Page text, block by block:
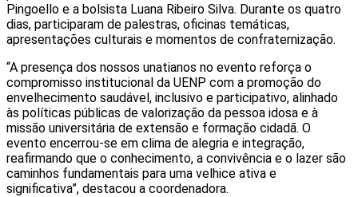
Pingoello e a bolsista Luana Ribeiro Silva. Durante os quatro
dias, participaram de palestras, oficinas temáticas,
apresentações culturais e momentos de confraternização.
“A presença dos nossos unatianos no evento reforça o
compromisso institucional da UENP com a promoção do
envelhecimento saudável, inclusivo e participativo, alinhado
às políticas públicas de valorização da pessoa idosa e à
missão universitária de extensão e formação cidadã. O
evento encerrou-se em clima de alegria e integração,
reafirmando que o conhecimento, a convivência e o lazer são
caminhos fundamentais para uma velhice ativa e
significativa”, destacou a coordenadora.